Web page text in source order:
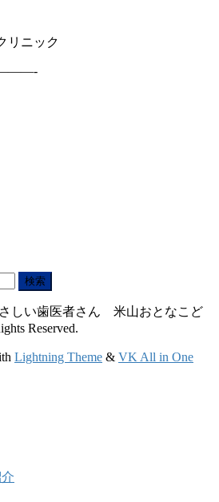
リニック
しい歯医者さん 米山おとなこど
Reserved.
Lightning Theme & VK All in One